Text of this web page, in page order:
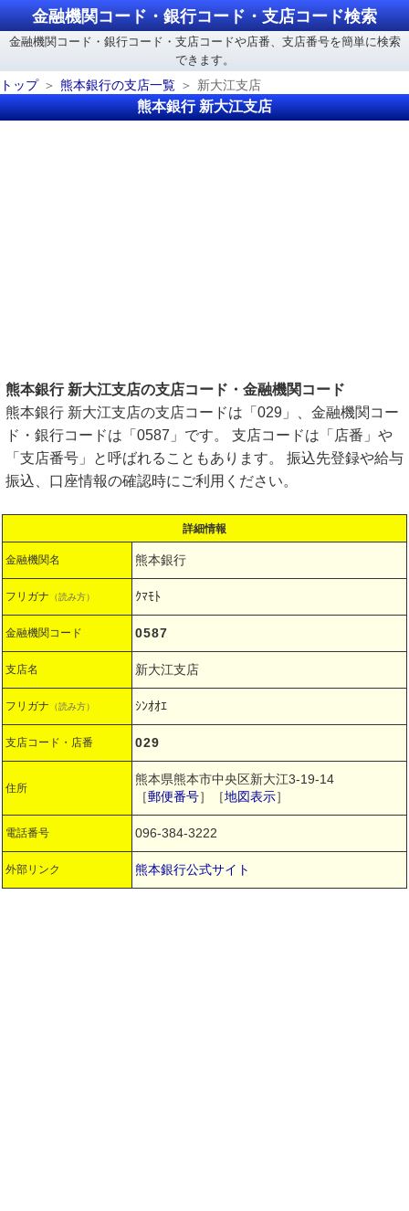
金融機関コード・銀行コード・支店コード検索
金融機関コード・銀行コード・支店コードや店番、支店番号を簡単に検索
できます。
トップ
熊本銀行の支店一覧 新大江支店
熊本銀行 新大江支店
熊本銀行 新大江支店の支店コード・金融機関コード
熊本銀行 新大江支店の支店コードは「029」、金融機関コー
ド・銀行コードは「0587」です。 支店コードは「店番」や
「支店番号」と呼ばれることもあります。 振込先登録や給与
振込、口座情報の確認時にご利用ください。
詳細情報
金融機関名 熊本銀行
フリガナ （読み方） ｸﾏﾓﾄ
金融機関コード 0587
支店名 新大江支店
フリガナ （読み方） ｼﾝｵｵｴ
支店コード・店番 029
住所
熊本県熊本市中央区新大江3-19-14
［郵便番号］［地図表示］
電話番号 096-384-3222
外部リンク 熊本銀行公式サイト